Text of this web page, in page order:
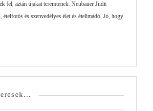
fel, aztán újakat teremtenek. Neubauer Judit
ételfotós és szenvedélyes élet és ételimádó. Jó, hogy